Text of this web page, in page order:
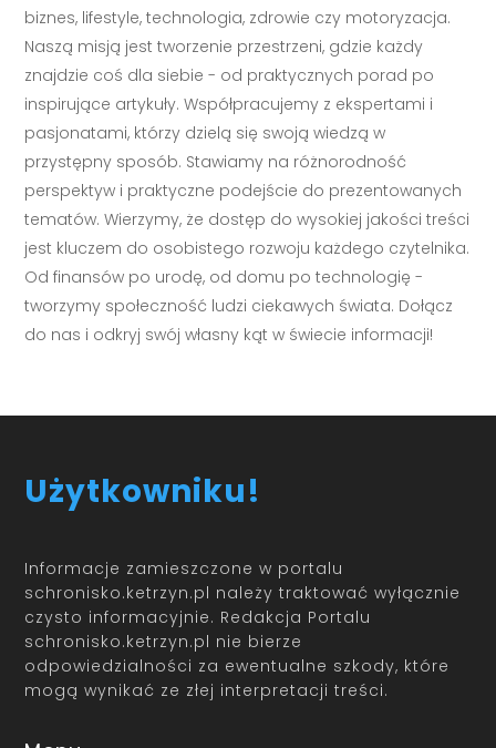
biznes, lifestyle, technologia, zdrowie czy motoryzacja.
Naszą misją jest tworzenie przestrzeni, gdzie każdy
znajdzie coś dla siebie - od praktycznych porad po
inspirujące artykuły. Współpracujemy z ekspertami i
pasjonatami, którzy dzielą się swoją wiedzą w
przystępny sposób. Stawiamy na różnorodność
perspektyw i praktyczne podejście do prezentowanych
tematów. Wierzymy, że dostęp do wysokiej jakości treści
jest kluczem do osobistego rozwoju każdego czytelnika.
Od finansów po urodę, od domu po technologię -
tworzymy społeczność ludzi ciekawych świata. Dołącz
do nas i odkryj swój własny kąt w świecie informacji!
Użytkowniku!
Informacje zamieszczone w portalu
schronisko.ketrzyn.pl należy traktować wyłącznie
czysto informacyjnie. Redakcja Portalu
schronisko.ketrzyn.pl nie bierze
odpowiedzialności za ewentualne szkody, które
mogą wynikać ze złej interpretacji treści.